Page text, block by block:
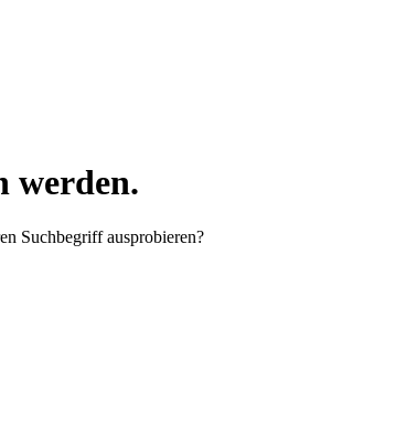
werden.
Suchbegriff ausprobieren?